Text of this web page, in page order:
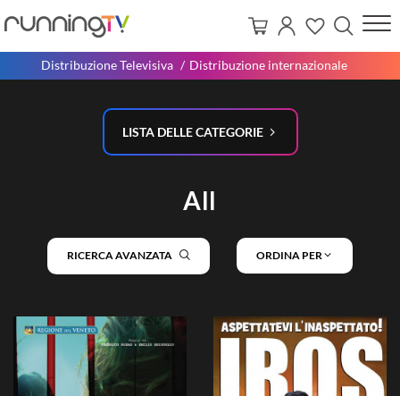
Distribuzione Televisiva Distribuzione internazionale
LISTA DELLE CATEGORIE
All
RICERCA AVANZATA ORDINA PER